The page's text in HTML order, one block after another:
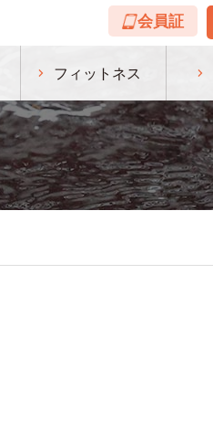
会員証
フィットネス